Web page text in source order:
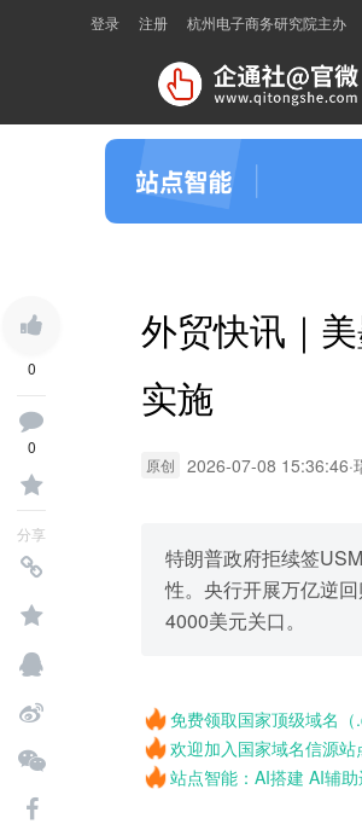
登录 注册 杭州电子商务研究院主办
0
0
分享
外贸快讯｜
实施
原创 2026-07-08 15:36:46·
特朗普政府拒续签
性。央行开展万亿逆
4000美元关口。
免费领取国家顶级域名（
欢迎加入国家域名信源站
站点智能：AI搭建 AI辅